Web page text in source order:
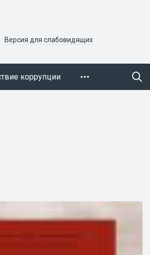
Версия для слабовидящих
коррупции